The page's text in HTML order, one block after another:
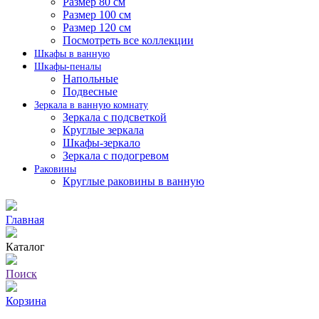
Размер 100 см
Размер 120 см
Посмотреть все коллекции
Шкафы в ванную
Шкафы-пеналы
Напольные
Подвесные
Зеркала в ванную комнату
Зеркала с подсветкой
Круглые зеркала
Шкафы-зеркало
Зеркала с подогревом
Раковины
Круглые раковины в ванную
Главная
Каталог
Поиск
Корзина